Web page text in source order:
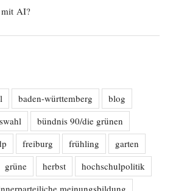
mit AI?
baden-württemberg
blog
bündnis 90/die grünen
freiburg frühling
garten
grüne herbst
hochschulpolitik